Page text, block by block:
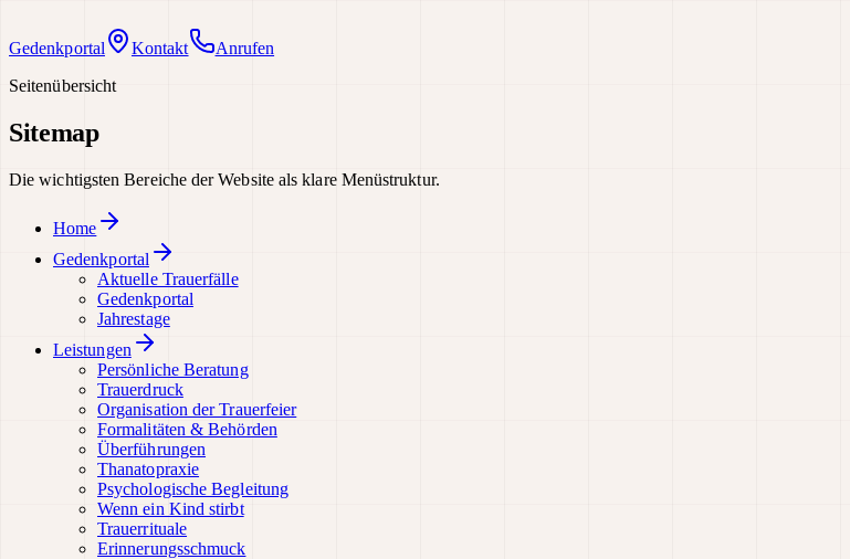
Gedenkportal Kontakt
Anrufen
Seitenübersicht
Sitemap
Die wichtigsten Bereiche der Website als klare Menüstruktur.
Home
Gedenkportal
Aktuelle Trauerfälle
Gedenkportal
Jahrestage
Leistungen
Persönliche Beratung
Trauerdruck
Organisation der Trauerfeier
Formalitäten & Behörden
Überführungen
Thanatopraxie
Psychologische Begleitung
Wenn ein Kind stirbt
Trauerrituale
Erinnerungsschmuck